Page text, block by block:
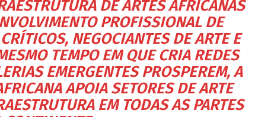
DE ARTES AFRICANAS
PROFISSIONAL DE
NEGOCIANTES DE ARTE E
TEMPO EM QUE CRIA REDES
EMERGENTES PROSPEREM, A
APOIA SETORES DE ARTE
EM TODAS AS PARTES